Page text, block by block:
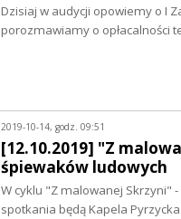
Dzisiaj w audycji opowiemy o I
porozmawiamy o opłacalności
2019-10-14, godz. 09:51
[12.10.2019] "Z
śpiewaków ludowych
W cyklu "Z malowanej Skrzyni"
spotkania będą Kapela